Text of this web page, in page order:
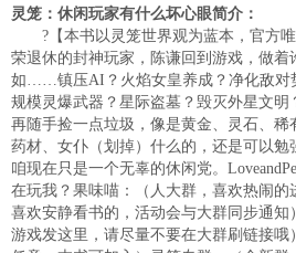
灵笼：休闲玩家有什么坏心眼简介：
?【本书以灵笼世界观为蓝本，官方
荣退休的封神玩家，陈谦回到游戏，做着
如……镇压AI？火焰女皇养成？净化敌对
规模灵爆武器？星际盗墓？毁灭外星文明
再随手捡一点垃圾，像是黄金、灵石、稀
药材、女仆（划掉）什么的，还是可以勉
咱现在只是一个无辜的休闲党。
在玩我？果味喵：（人大群，喜欢热闹
喜欢安静看书的，活动会与大群同步通知
游戏发这里，请尽量不要在大群刷链接